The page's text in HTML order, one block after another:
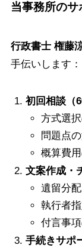
当事務所のサ
行政書士 権藤
手伝いします：
初回相談（
方式選
問題点
概算費
文案作成・
遺留分
執行者
付言事
手続きサポ